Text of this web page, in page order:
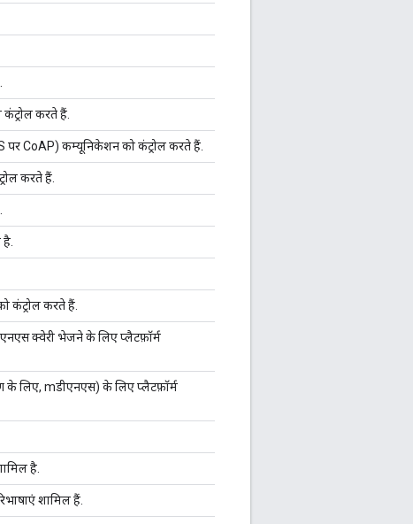
करते हैं.
CoAP) कम्यूनिकेशन को कंट्रोल करते हैं.
करते हैं.
कंट्रोल करते हैं.
क्वेरी भेजने के लिए प्लैटफ़ॉर्म
के लिए, mडीएनएस) के लिए प्लैटफ़ॉर्म
है.
शामिल हैं.